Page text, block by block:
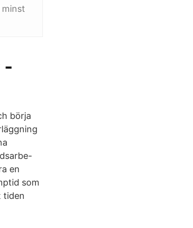
-
börja
en
som
tiden